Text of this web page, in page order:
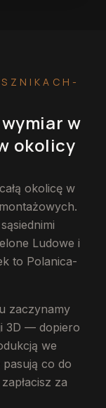
w
okolicy
okolicę w
Ludowe i
to Polanica-
zaczynamy
3D — dopiero
we
pasują co do
za